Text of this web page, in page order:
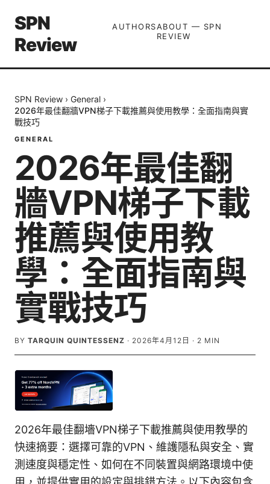
SPN
Review
AUTHORSABOUT — SPN
REVIEW
SPN Review › General ›
2026年最佳翻牆VPN梯子下載推薦與使用教學：全面指南與實
戰技巧
GENERAL
2026年最佳翻
牆VPN梯子下載
推薦與使用教
學：全面指南與
實戰技巧
BY TARQUIN QUINTESSENZ · 2026年4月12日 · 2 MIN
2026年最佳翻墻VPN梯子下載推薦與使用教學的
快速摘要：選擇可靠的VPN、維護隱私與安全、實
測速度與穩定性、如何在不同裝置與網路環境中使